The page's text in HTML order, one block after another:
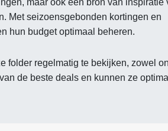
maar ook een bron van inspiratie
Met seizoensgebonden kortingen en
hun budget optimaal beheren.
folder regelmatig te bekijken, zowel
de beste deals en kunnen ze